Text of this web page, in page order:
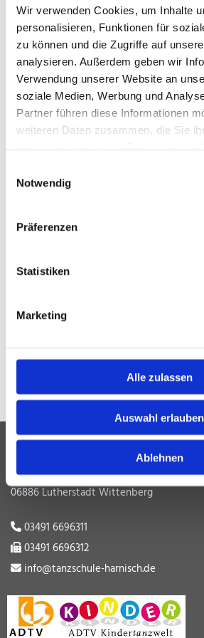
Wir verwenden Cookies, um Inhalte
personalisieren, Funktionen für
zu können und die Zugriffe auf
analysieren. Außerdem geben wir
Verwendung unserer Website an
soziale Medien, Werbung und
Partner führen diese Informationen
weiteren Daten zusammen, die Sie
Notwendig
Präferenzen
Statistiken
Marketing
Alle zulassen
Auswahl erlauben
Ablehnen
Oder be­nö­ti­gen Sie eine
coole Party pla­nen oder sooft
Dann schau­en Sie in un­se­re Ex­tras -
Tanzgutschein
VIP-Tanzen, so oft Sie wollen
Dessauer Str. 13
06886 Lutherstadt Wittenberg
 03491 6696311
 03491 6696312
 info@tanzschule-harnisch.de